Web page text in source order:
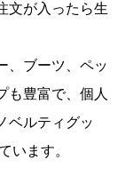
文が入ったら生
、ブーツ、ペッ
も豊富で、個人
ベルティグッ
います。